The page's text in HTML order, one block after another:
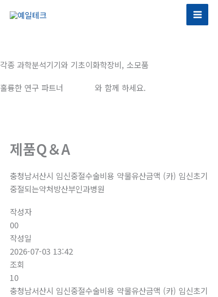
건
너
뛰
각종 과학분석기기와 기초이화학장비, 소모품
훌륭한 연구 파트너
와 함께 하세요.
제품Q＆A
충청남서산시 임신중절수술비용 약물유산금액 (카) 임신초기
중절되는약처방산부인과병원
작성자
00
작성일
2026-07-03 13:42
조회
10
충청남서산시 임신중절수술비용 약물유산금액 (카) 임신초기